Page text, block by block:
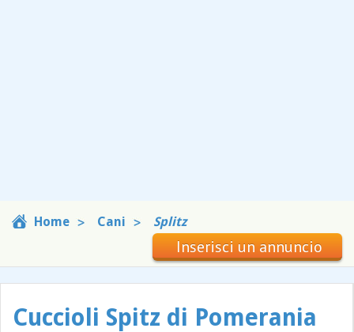
Home Cani Splitz
Inserisci un annuncio
Cuccioli Spitz di Pomerania